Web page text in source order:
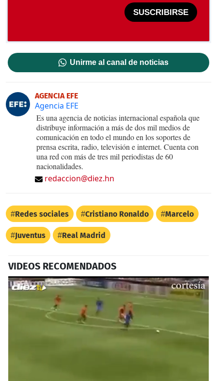
SUSCRIBIRSE
Unirme al canal de noticias
AGENCIA EFE
Agencia EFE
Es una agencia de noticias internacional española que
distribuye información a más de dos mil medios de
comunicación en todo el mundo en los soportes de
prensa escrita, radio, televisión e internet. Cuenta con
una red con más de tres mil periodistas de 60
nacionalidades.
redaccion@diez.hn
Redes sociales Cristiano Ronaldo Marcelo
Juventus Real Madrid
VIDEOS RECOMENDADOS